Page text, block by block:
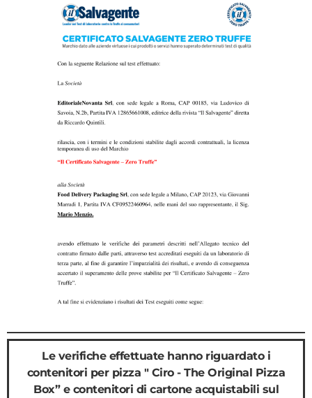
Le verifiche effettuate hanno riguardato i
contenitori per pizza " Ciro - The Original Pizza
Box” e contenitori di cartone acquistabili sul